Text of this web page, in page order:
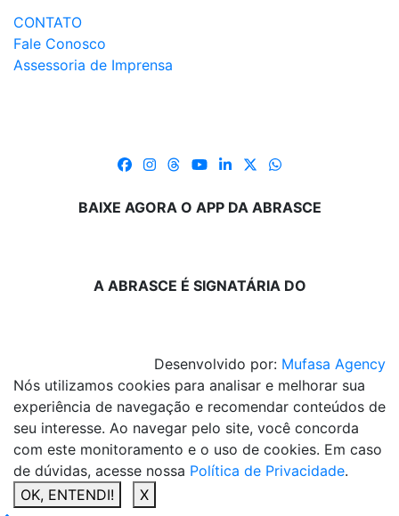
CONTATO
Fale Conosco
Assessoria de Imprensa
BAIXE AGORA O APP DA ABRASCE
A ABRASCE É SIGNATÁRIA DO
Desenvolvido por: Mufasa Agency
Nós utilizamos cookies para analisar e melhorar sua
experiência de navegação e recomendar conteúdos de
seu interesse. Ao navegar pelo site, você concorda
com este monitoramento e o uso de cookies. Em caso
de dúvidas, acesse nossa Política de Privacidade.
OK, ENTENDI!
X